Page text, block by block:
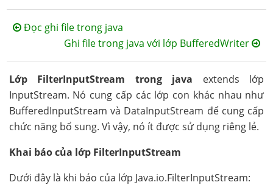
Đọc ghi file trong java
Ghi file trong java với lớp BufferedWriter
Lớp FilterInputStream trong java extends lớp
InputStream. Nó cung cấp các lớp con khác nhau như
BufferedInputStream và DataInputStream để cung cấp
chức năng bổ sung. Vì vậy, nó ít được sử dụng riêng lẻ.
Khai báo của lớp FilterInputStream
Dưới đây là khi báo của lớp Java.io.FilterInputStream: